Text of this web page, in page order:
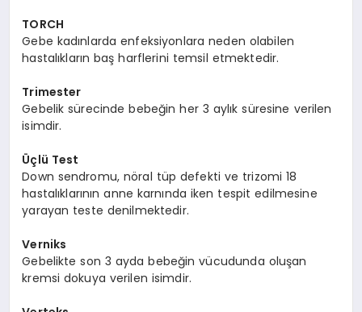
TORCH
Gebe kadınlarda enfeksiyonlara neden olabilen
hastalıkların baş harflerini temsil etmektedir.
Trimester
Gebelik sürecinde bebeğin her 3 aylık süresine verilen
isimdir.
Üçlü Test
Down sendromu, nöral tüp defekti ve trizomi 18
hastalıklarının anne karnında iken tespit edilmesine
yarayan teste denilmektedir.
Verniks
Gebelikte son 3 ayda bebeğin vücudunda oluşan
kremsi dokuya verilen isimdir.